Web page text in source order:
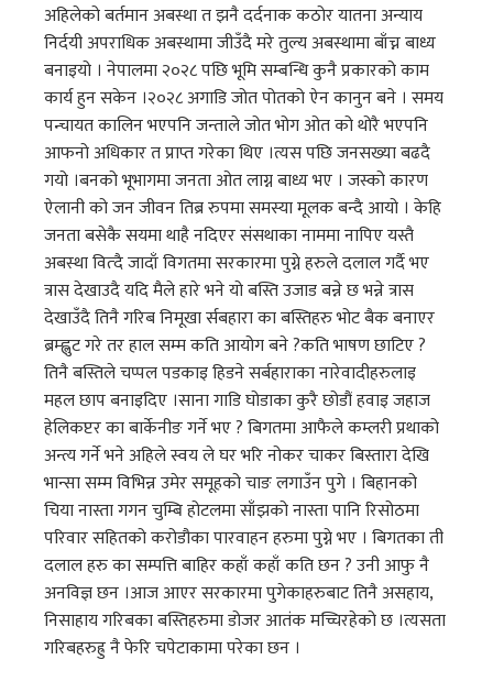
अहिलेको बर्तमान अबस्था त झनै दर्दनाक कठोर यातना अन्याय
निर्दयी अपराधिक अबस्थामा जीउँदै मरे तुल्य अबस्थामा बाँच्न बाध्य
बनाइयो । नेपालमा २०२८ पछि भूमि सम्बन्धि कुनै प्रकारको काम
कार्य हुन सकेन ।२०२८ अगाडि जोत पोतको ऐन कानुन बने । समय
पन्चायत कालिन भएपनि जन्ताले जोत भोग ओत को थोरै भएपनि
आफनो अधिकार त प्राप्त गरेका थिए ।त्यस पछि जनसख्या बढदै
गयो ।बनको भूभागमा जनता ओत लाग्न बाध्य भए । जस्को कारण
ऐलानी को जन जीवन तिब्र रुपमा समस्या मूलक बन्दै आयो । केहि
जनता बसेकै सयमा थाहै नदिएर संसथाका नाममा नापिए यस्तै
अबस्था वित्दै जादाँ विगतमा सरकारमा पुग्ने हरुले दलाल गर्दै भए
त्रास देखाउदै यदि मैले हारे भने यो बस्ति उजाड बन्ने छ भन्ने त्रास
देखाउँदै तिनै गरिब निमूखा र्सबहारा का बस्तिहरु भोट बैक बनाएर
ब्रम्ह्लुट गरे तर हाल सम्म कति आयोग बने ?कति भाषण छाटिए ?
तिनै बस्तिले चप्पल पडकाइ हिडने सर्बहाराका नारेवादीहरुलाइ
महल छाप बनाइदिए ।साना गाडि घोडाका कुरै छोडौं हवाइ जहाज
हेलिकप्टर का बार्केनीङ गर्ने भए ? बिगतमा आफैले कम्लरी प्रथाको
अन्त्य गर्ने भने अहिले स्वय ले घर भरि नोकर चाकर बिस्तारा देखि
भान्सा सम्म विभिन्न उमेर समूहको चाङ लगाउँन पुगे । बिहानको
चिया नास्ता गगन चुम्बि होटलमा साँझको नास्ता पानि रिसोठमा
परिवार सहितको करोडौका पारवाहन हरुमा पुग्ने भए । बिगतका ती
दलाल हरु का सम्पत्ति बाहिर कहाँ कहाँ कति छन ? उनी आफु नै
अनविज्ञ छन ।आज आएर सरकारमा पुगेकाहरुबाट तिनै असहाय,
निसाहाय गरिबका बस्तिहरुमा डोजर आतंक मच्चिरहेको छ ।त्यसता
गरिबहरुह्रु नै फेरि चपेटाकामा परेका छन ।